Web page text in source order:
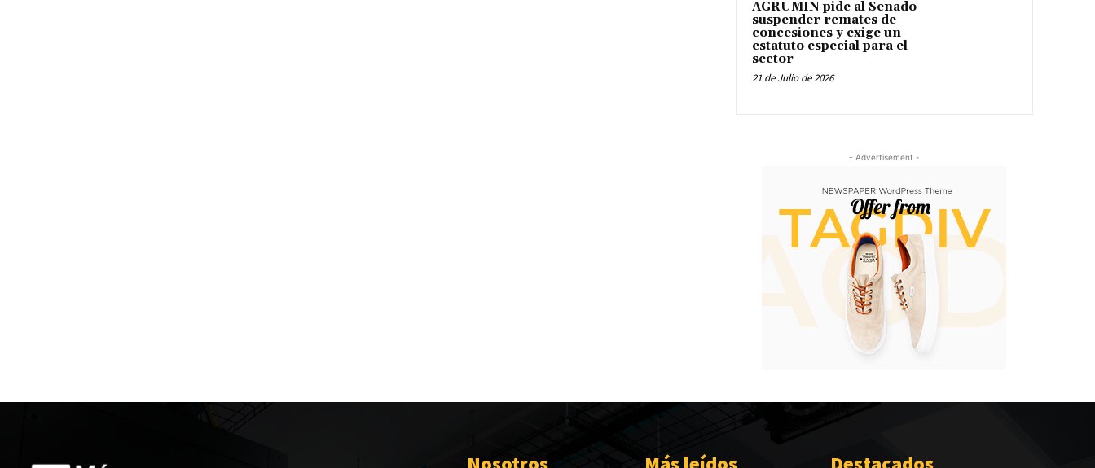
AGRUMIN pide al Senado
suspender remates de
concesiones y exige un
estatuto especial para el
sector
21 de Julio de 2026
- Advertisement -